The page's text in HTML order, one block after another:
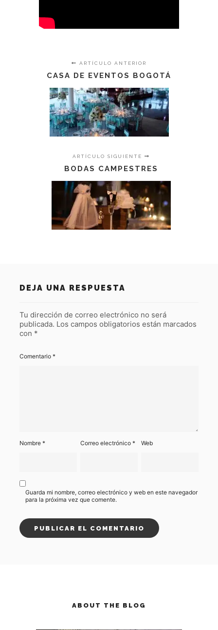
ARTÍCULO ANTERIOR
CASA DE EVENTOS BOGOTÁ
ARTÍCULO SIGUIENTE
BODAS CAMPESTRES
DEJA UNA RESPUESTA
Tu dirección de correo electrónico no será
publicada. Los campos obligatorios están marcados
con *
Comentario *
Nombre * Correo electrónico* Web
Guarda mi nombre, correo electrónico y web en este navegador
para la próxima vez que comente.
ABOUT THE BLOG